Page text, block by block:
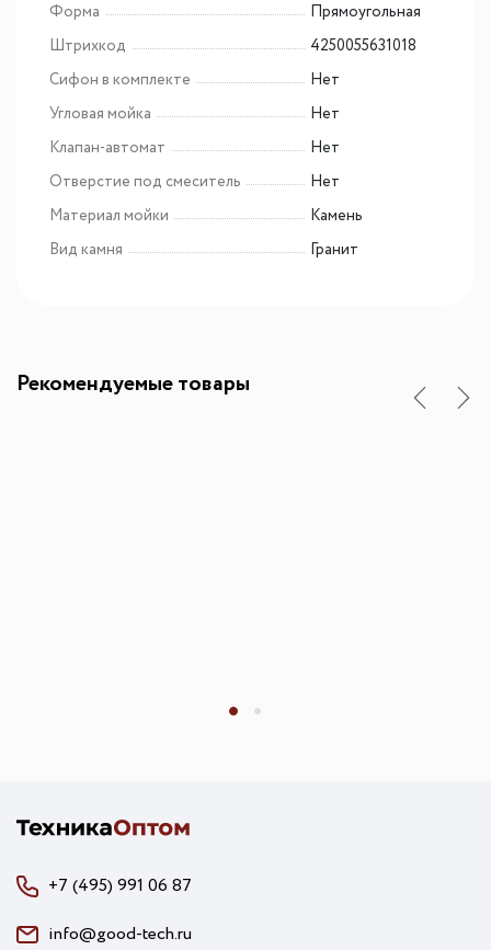
Форма
Прямоугольная
Штрихкод
4250055631018
Сифон в комплекте
Нет
Угловая мойка
Нет
Клапан-автомат
Нет
Отверстие под смеситель
Нет
Материал мойки
Камень
Вид камня
Гранит
Рекомендуемые товары
+7 (495) 991 06 87
info@good-tech.ru